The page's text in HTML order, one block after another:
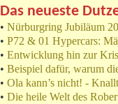
Das neueste
• Nürburgring Jubiläum
• P72 & 01 Hypercars:
• Entwicklung hin zur
• Beispiel dafür, warum
• Ola kann’s nicht! -
• Die heile Welt des